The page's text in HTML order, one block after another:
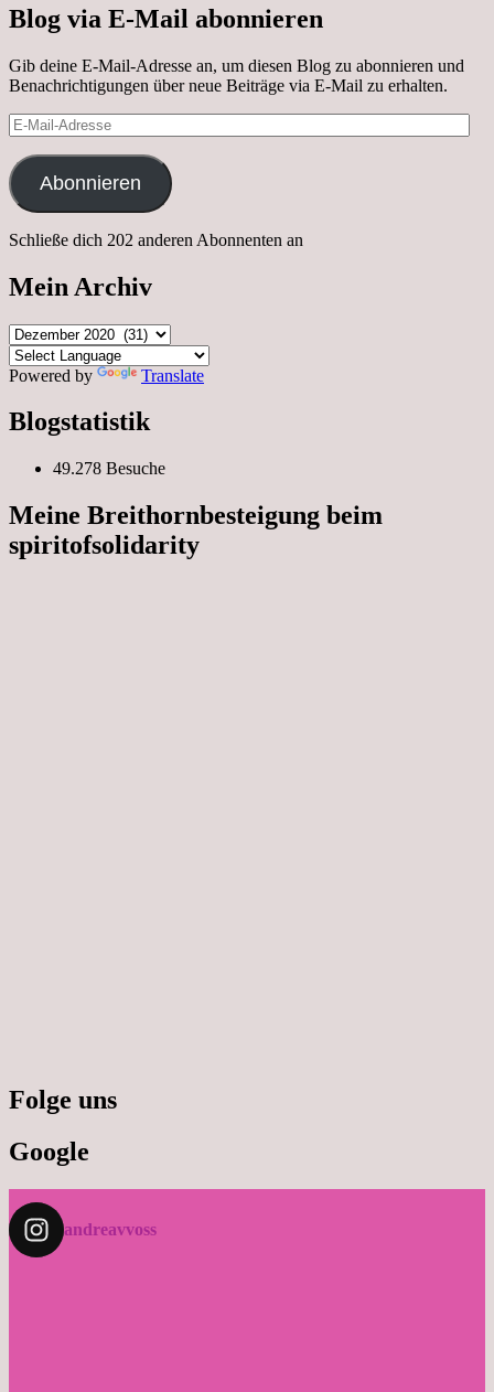
Blog via E-Mail abonnieren
Gib deine E-Mail-Adresse an, um diesen Blog zu abonnieren und
Benachrichtigungen über neue Beiträge via E-Mail zu erhalten.
E-
Mail-
Adresse
Abonnieren
Schließe dich 202 anderen Abonnenten an
Mein Archiv
Mein
Archiv
Powered by
Translate
Blogstatistik
49.278 Besuche
Meine Breithornbesteigung beim
spiritofsolidarity
Folge uns
Google
andreavvoss